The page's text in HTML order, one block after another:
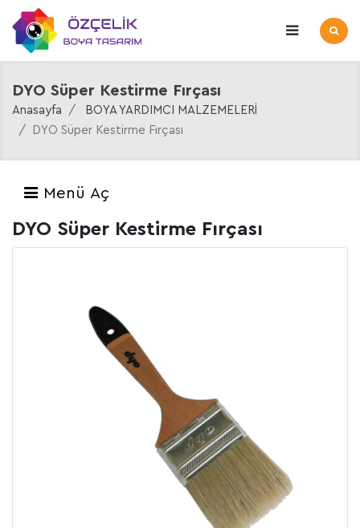
DYO Süper Kestirme Fırçası
Anasayfa
BOYA YARDIMCI MALZEMELERİ
DYO Süper Kestirme Fırçası
Menü Aç
DYO Süper Kestirme Fırçası